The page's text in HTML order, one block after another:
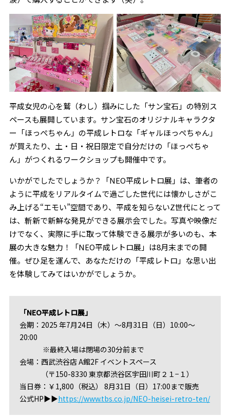
平成女児の心を鷲（わし）掴みにした「サン宝石」の特別ス
ペースも展開しています。サン宝石のオリジナルキャラクタ
ー「ほっぺちゃん」の平成レトロな「ギャルほっぺちゃん」
が買えたり、土・日・祝日限定で自分だけの「ほっぺちゃ
ん」がつくれるワークショップも開催中です。
いかがでしたでしょうか？「NEO平成レトロ展」は、筆者の
ように平成をリアルタイムで過ごした世代には懐かしさがこ
み上げる“エモい”空間であり、平成を知らないZ世代にとって
は、斬新で新鮮な発見ができる展示会でした。写真や映像だ
けでなく、実際に手に取って体験できる展示が多いのも、本
展の大きな魅力！「NEO平成レトロ展」は8月末までの開
催。ぜひ足を運んで、あなただけの「平成レトロ」な思い出
を体験してみてはいかがでしょうか。
「NEO平成レトロ展」
会期：2025 年7月24日（木）～8月31日（日）10:00～
20:00
※最終入場は閉場の30分前まで
会場：西武渋谷店 A館2F イベントスペース
（〒150-8330 東京都渋谷区宇田川町２１−１）
当日券：￥1,800（税込） 8月31日（日）17:00まで販売
公式HP▶▶https://www.tbs.co.jp/NEO-heisei-retro-ten/